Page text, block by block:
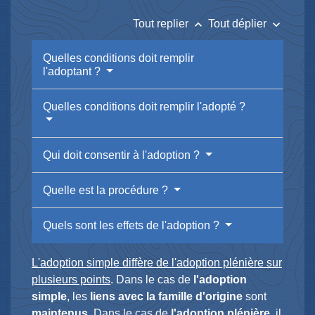
Tout replier keyboard_arrow_up Tout déplierkeyboard_arrow_down
Quelles conditions doit remplir
l'adoptant ?
Quelles conditions doit remplir l'adopté ?
Qui doit consentir à l'adoption ?
Quelle est la procédure ?
Quels sont les effets de l'adoption ?
L'adoption simple diffère de l'adoption plénière sur
plusieurs points. Dans le cas del'adoption
simple, les liens avec la famille d'origine sont